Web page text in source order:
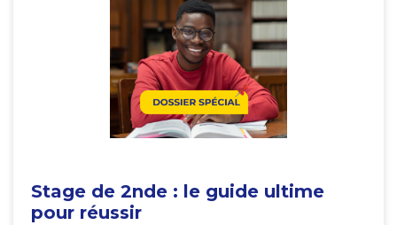
Stage de 2nde : le guide ultime
pour réussir